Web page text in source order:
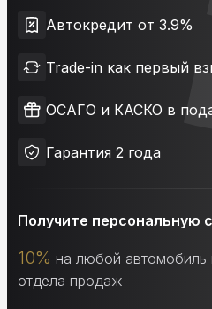
Автокредит от 3.9%
Trade-in как первый
ОСАГО и КАСКО в
Гарантия 2 года
Получите персональную
10% на любой
отдела продаж